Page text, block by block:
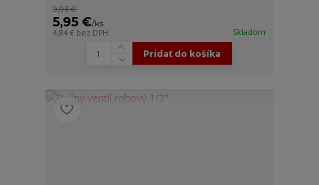
9,93 €
5,95 €/ks
4,84 € bez DPH Skladom
Pridať do košíka